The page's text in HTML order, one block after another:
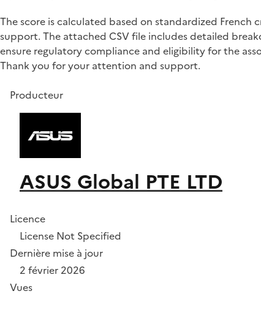
The score is calculated based on standardized
support. The attached CSV file includes detailed
ensure regulatory compliance and eligibility for the
Thank you for your attention and support.
Producteur
ASUS Global PTE LTD
Licence
License Not Specified
Dernière mise à jour
2 février 2026
Vues